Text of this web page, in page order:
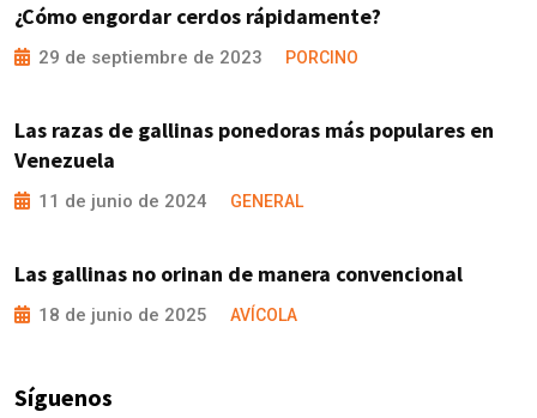
¿Cómo engordar cerdos rápidamente?
29 de septiembre de 2023 PORCINO
Las razas de gallinas ponedoras más populares en
Venezuela
11 de junio de 2024 GENERAL
Las gallinas no orinan de manera convencional
18 de junio de 2025 AVÍCOLA
Síguenos